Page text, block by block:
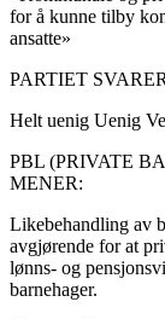
for å kunne tilby
ansatte»
PARTIET
Helt uenig Uenig
PBL (PRIVATE
MENER:
Likebehandling av
avgjørende for at
lønns- og
barnehager.